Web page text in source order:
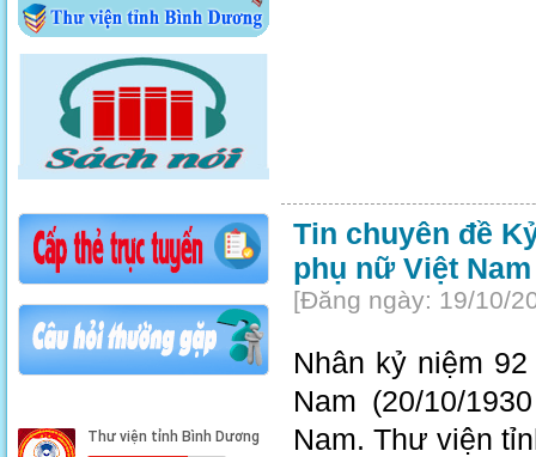
Tin chuyên đề
phụ nữ Việt
[Đăng ngày: 19/10/
Nhân kỷ niệm
Nam (20/10/
Nam. Thư viện